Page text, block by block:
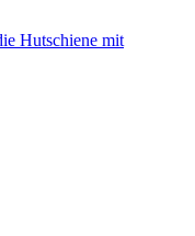
Hutschiene mit